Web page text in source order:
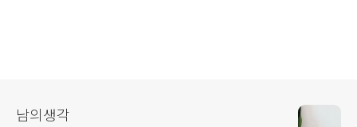
남의생각